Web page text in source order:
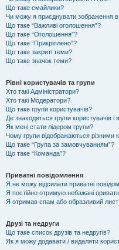
Що таке смайлики?
Чи можу я приєднувати зображення в
Що таке “Важливі оголошення”?
Що таке “Оголошення”?
Що таке “Прикріплено”?
Що таке закриті теми?
Що таке значок теми?
Рівні користувачів та групи
Хто такі Адміністратори?
Хто такі Модератори?
Що таке групи користувачів?
Де знаходяться групи користувачів і
Як мені стати лідером групи?
Чому групи відображаються різними
Що таке “Група за замовчуванням”?
Що таке “Команда”?
Приватні повідомлення
Я не можу відсилати приватні
Я постійно отримую небажані
Я отримав спам або образливий
Друзі та недруги
Що таке список друзів та недругів?
Як я можу додавати / видаляти